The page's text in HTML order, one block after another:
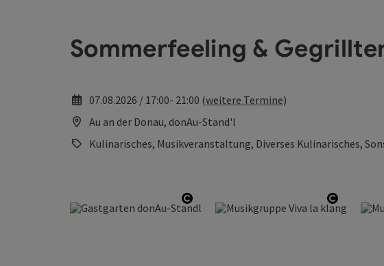
Sommerfeeling &
07.08.2026 / 17:00- 21:00 (weitere Termine)
Au an der Donau, donAu-Stand'l
Kulinarisches, Musikveranstaltung, Diverses Kulinarisches,
Copyright öffnen